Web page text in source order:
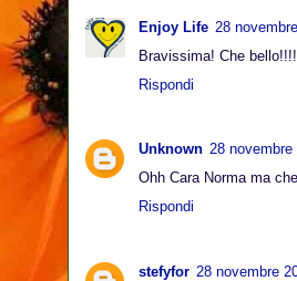
Enjoy Life 28
Bravissima! Che
Rispondi
Unknown 28
Ohh Cara Norma ma
Rispondi
stefyfor 28 novembre